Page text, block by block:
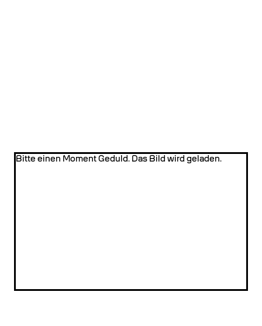
Bitte einen Moment Geduld. Das Bild wird geladen.